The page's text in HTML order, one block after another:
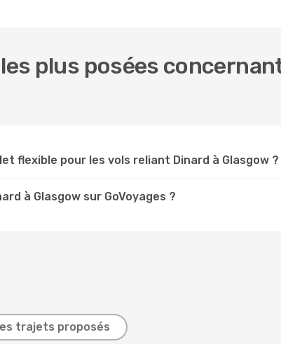
plus posées
flexible pour les vols reliant Dinard à Glasgow ?
à Glasgow sur GoVoyages ?
trajets proposés